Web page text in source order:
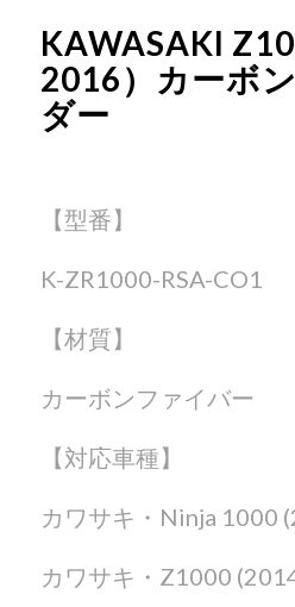
KAWASAKI
2016）カーボ
ダー
【型番】
K-ZR1000-RSA-CO1
【材質】
カーボンファイバー
【対応車種】
カワサキ・Ninja 1000
カワサキ・Z1000